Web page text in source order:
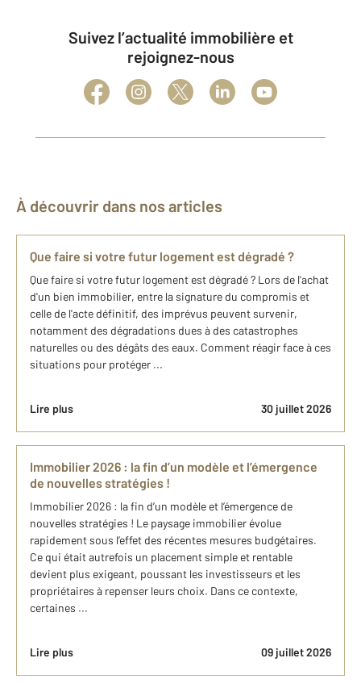
Suivez l’actualité immobilière et
rejoignez-nous
À découvrir dans nos articles
Que faire si votre futur logement est dégradé ?
Que faire si votre futur logement est dégradé ? Lors de l'achat
d'un bien immobilier, entre la signature du compromis et
celle de l'acte définitif, des imprévus peuvent survenir,
notamment des dégradations dues à des catastrophes
naturelles ou des dégâts des eaux. Comment réagir face à ces
situations pour protéger ...
Lire plus 30 juillet 2026
Immobilier 2026 : la fin d’un modèle et l’émergence
de nouvelles stratégies !
Immobilier 2026 : la fin d’un modèle et l’émergence de
nouvelles stratégies ! Le paysage immobilier évolue
rapidement sous l’effet des récentes mesures budgétaires.
Ce qui était autrefois un placement simple et rentable
devient plus exigeant, poussant les investisseurs et les
propriétaires à repenser leurs choix. Dans ce contexte,
certaines ...
Lire plus 09 juillet 2026